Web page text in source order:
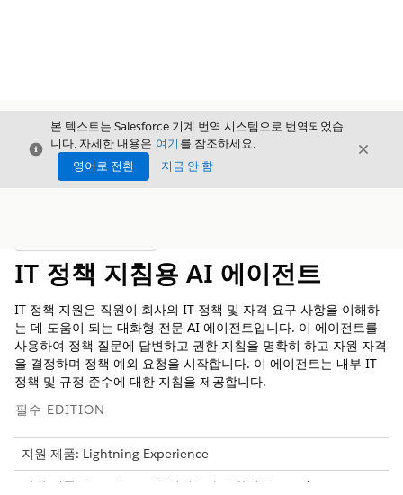
닫기
본 텍스트는 Salesforce 기계 번역 시스템으로 번역되었습
니다. 자세한 내용은 여기 를 참조하세요.
영어로 전환
지금 안 함
닫기
IT 정책 지침용 AI 에이전트
IT 정책 지원은 직원이 회사의 IT 정책 및 자격 요구 사항을 이해하
는 데 도움이 되는 대화형 전문 AI 에이전트입니다. 이 에이전트를
사용하여 정책 질문에 답변하고 권한 지침을 명확히 하고 자원 자격
을 결정하며 정책 예외 요청을 시작합니다. 이 에이전트는 내부 IT
정책 및 규정 준수에 대한 지침을 제공합니다.
필수 EDITION
지원 제품: Lightning Experience
지원 제품: Agentforce IT 서비스가 포함된 Enterprise